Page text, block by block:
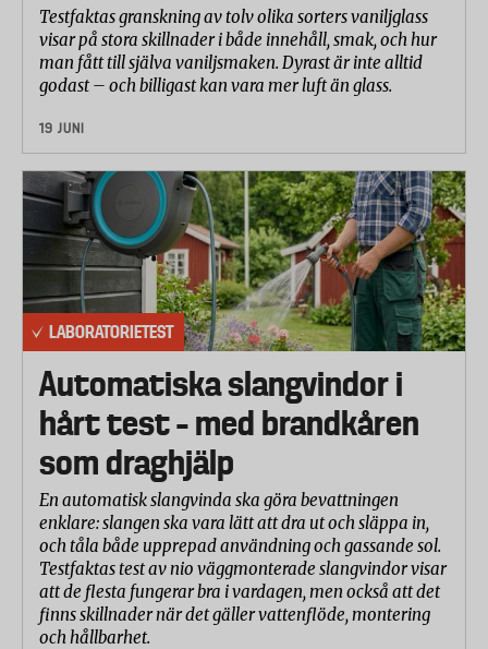
Testfaktas granskning av tolv olika sorters vaniljglass
visar på stora skillnader i både innehåll, smak, och hur
man fått till själva vaniljsmaken. Dyrast är inte alltid
godast – och billigast kan vara mer luft än glass.
19 JUNI
LABORATORIETEST
Automatiska slangvindor i
hårt test – med brandkåren
som draghjälp
En automatisk slangvinda ska göra bevattningen
enklare: slangen ska vara lätt att dra ut och släppa in,
och tåla både upprepad användning och gassande sol.
Testfaktas test av nio väggmonterade slangvindor visar
att de flesta fungerar bra i vardagen, men också att det
finns skillnader när det gäller vattenflöde, montering
och hållbarhet.